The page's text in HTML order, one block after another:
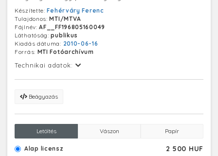
Készítette:Fehérváry Ferenc
Tulajdonos:MTI/MTVA
Fájlnév:AF__FF196805160049
Láthatóság:publikus
Kiadás dátuma: 2010-06-16
Forrás: MTI Fotóarchívum
Technikai adatok:
Beágyazás
Letöltés Vászon Papír
Alap licensz 2 500 HUF